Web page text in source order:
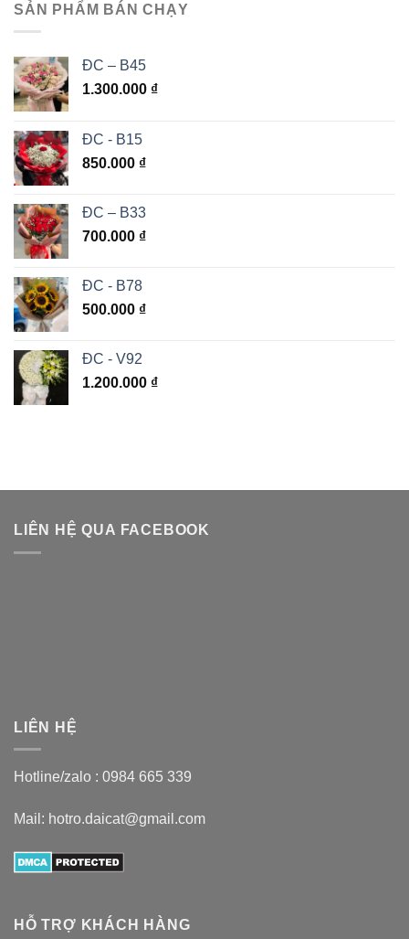
SẢN PHẨM BÁN CHẠY
ĐC – B45
1.300.000 ₫
ĐC - B15
850.000 ₫
ĐC – B33
700.000 ₫
ĐC - B78
500.000 ₫
ĐC - V92
1.200.000 ₫
LIÊN HỆ QUA FACEBOOK
LIÊN HỆ
Hotline/zalo : 0984 665 339
Mail: hotro.daicat@gmail.com
HỖ TRỢ KHÁCH HÀNG